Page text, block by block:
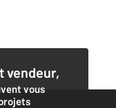
vendeur,
vous